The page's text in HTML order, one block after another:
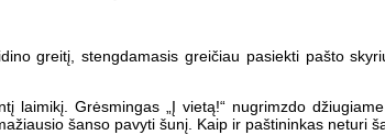
greitį, stengdamasis greičiau pasiekti pašto
laimikį. Grėsmingas „Į vietą!“ nugrimzdo
šanso pavyti šunį. Kaip ir paštininkas neturi